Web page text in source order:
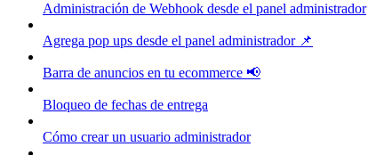
Administración de Webhook desde el panel administrador
Agrega pop ups desde el panel administrador 📌
Barra de anuncios en tu ecommerce 📢
Bloqueo de fechas de entrega
Cómo crear un usuario administrador